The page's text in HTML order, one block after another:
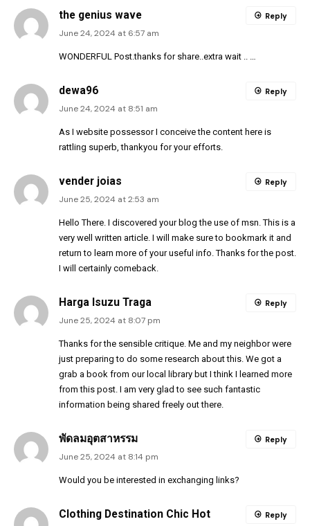
the genius wave
June 24, 2024 at 6:57 am
WONDERFUL Post.thanks for share..extra wait .. …
Reply
dewa96
June 24, 2024 at 8:51 am
As I website possessor I conceive the content here is
rattling superb, thankyou for your efforts.
Reply
vender joias
June 25, 2024 at 2:53 am
Hello There. I discovered your blog the use of msn. This is a
very well written article. I will make sure to bookmark it and
return to learn more of your useful info. Thanks for the post.
I will certainly comeback.
Reply
Harga Isuzu Traga
June 25, 2024 at 8:07 pm
Thanks for the sensible critique. Me and my neighbor were
just preparing to do some research about this. We got a
grab a book from our local library but I think I learned more
from this post. I am very glad to see such fantastic
information being shared freely out there.
Reply
พัดลมอุตสาหรรม
June 25, 2024 at 8:14 pm
Would you be interested in exchanging links?
Reply
Clothing Destination Chic Hot Reply